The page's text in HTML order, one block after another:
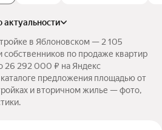
актуальности
в Яблоновском — 2 105
собственников по продаже квартир
26 292 000 ₽ на Яндекс
предложения площадью от
и вторичном жилье — фото,